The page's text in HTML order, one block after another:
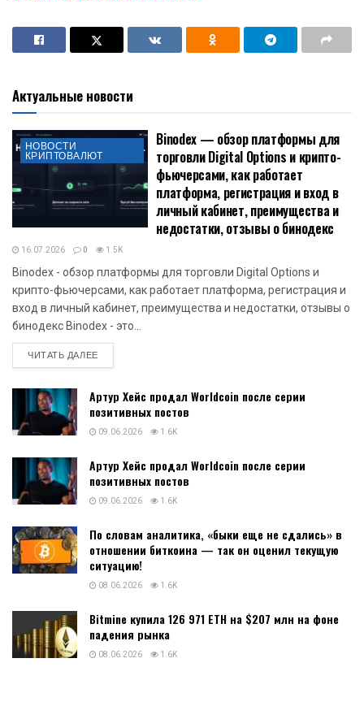
Актуальные новости
НОВОСТИ
КРИПТОВАЛЮТ
Binodex — обзор платформы для
торговли Digital Options и крипто-
фьючерсами, как работает
платформа, регистрация и вход в
личный кабинет, преимущества и
недостатки, отзывы о бинодекс
16.07.2026 0 1.5K
Binodex - обзор платформы для торговли Digital Options и
крипто-фьючерсами, как работает платформа, регистрация и
вход в личный кабинет, преимущества и недостатки, отзывы о
бинодекс Binodex - это...
ЧИТАТЬ ДАЛЕЕDETAILS
Артур Хейс продал Worldcoin после серии
позитивных постов
09.06.2026 1.6K
Артур Хейс продал Worldcoin после серии
позитивных постов
09.06.2026 1.6K
По словам аналитика, «быки еще не сдались» в
отношении биткоина — так он оценил текущую
ситуацию!
08.06.2026 1.6K
Bitmine купила 126 971 ETH на $207 млн на фоне
падения рынка
08.06.2026 1.6K